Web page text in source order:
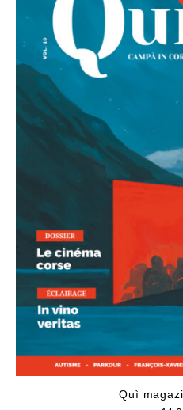
Quì